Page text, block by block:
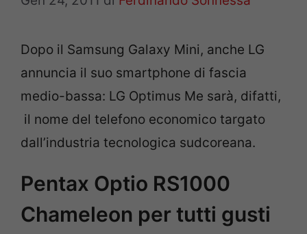
Dopo il Samsung Galaxy Mini, anche LG
annuncia il suo smartphone di fascia
medio-bassa: LG Optimus Me sarà, difatti,
il nome del telefono economico targato
dall’industria tecnologica sudcoreana.
Pentax Optio RS1000
Chameleon per tutti gusti